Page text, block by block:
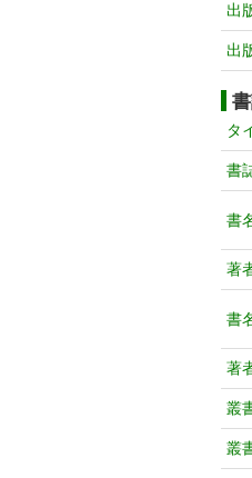
出
出
タ
書
書
著
書
著
叢
叢